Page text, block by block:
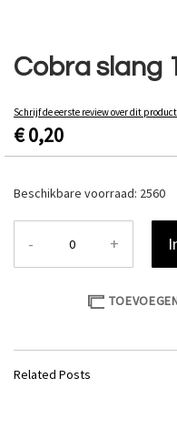
Cobra slang
Schrijf de eerste review over dit product
€ 0,20
Beschikbare voorraad: 2560
- +
naar
het
van
de
afbeeldingen-
Related Posts